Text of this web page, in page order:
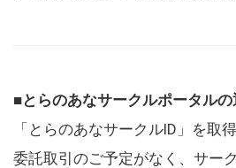
■とらのあなサークルポータル
「とらのあなサークルID」を取
委託取引のご予定がなく、サー